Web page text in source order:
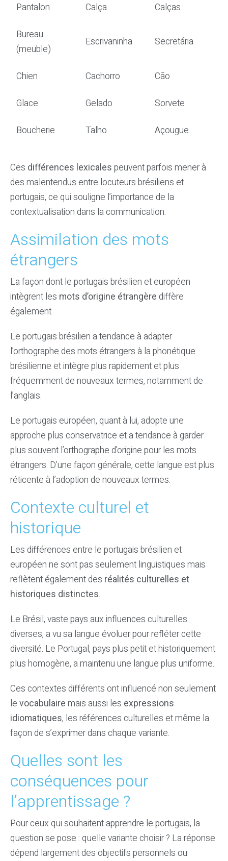
Pantalon Calça Calças
Bureau
(meuble)
Escrivaninha Secretária
Chien Cachorro Cão
Glace Gelado Sorvete
Boucherie Talho Açougue
Ces différences lexicales peuvent parfois mener à
des malentendus entre locuteurs brésiliens et
portugais, ce qui souligne l’importance de la
contextualisation dans la communication.
Assimilation des mots
étrangers
La façon dont le portugais brésilien et européen
intègrent les mots d’origine étrangère diffère
également.
Le portugais brésilien a tendance à adapter
l’orthographe des mots étrangers à la phonétique
brésilienne et intègre plus rapidement et plus
fréquemment de nouveaux termes, notamment de
l’anglais.
Le portugais européen, quant à lui, adopte une
approche plus conservatrice et a tendance à garder
plus souvent l’orthographe d’origine pour les mots
étrangers. D’une façon générale, cette langue est plus
réticente à l’adoption de nouveaux termes.
Contexte culturel et
historique
Les différences entre le portugais brésilien et
européen ne sont pas seulement linguistiques mais
reflètent également des réalités culturelles et
historiques distinctes.
Le Brésil, vaste pays aux influences culturelles
diverses, a vu sa langue évoluer pour refléter cette
diversité. Le Portugal, pays plus petit et historiquement
plus homogène, a maintenu une langue plus uniforme.
Ces contextes différents ont influencé non seulement
le vocabulaire mais aussi les expressions
idiomatiques, les références culturelles et même la
façon de s’exprimer dans chaque variante.
Quelles sont les
conséquences pour
l’apprentissage ?
Pour ceux qui souhaitent apprendre le portugais, la
question se pose : quelle variante choisir ? La réponse
dépend largement des objectifs personnels ou